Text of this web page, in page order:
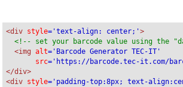
<div style='text-align: center;'>
<!-- set your barcode value using the
<img alt='Barcode Generator TEC-IT'
src='https://barcode.tec-it.com/
</div>
<div style='padding-top:8px; text-